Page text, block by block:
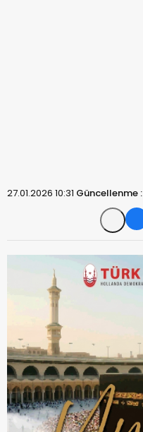
27.01.2026 10:31 Güncellenme :